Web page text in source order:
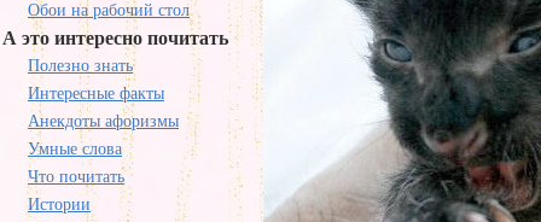
Обои на рабочий стол
А это интересно почитать
Полезно знать
Интересные факты
Анекдоты афоризмы
Умные слова
Что почитать
Истории